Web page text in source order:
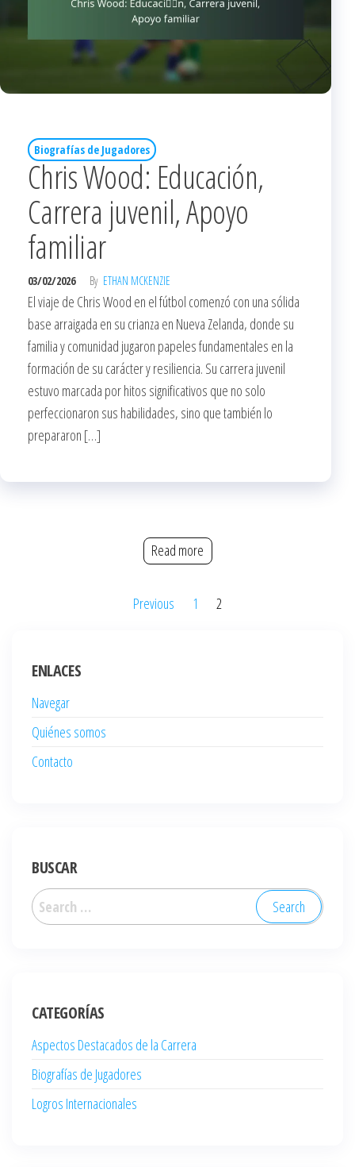
Biografías de Jugadores
Chris Wood: Educación,
Carrera juvenil, Apoyo
familiar
03/02/2026 By ETHAN MCKENZIE
El viaje de Chris Wood en el fútbol comenzó con una sólida
base arraigada en su crianza en Nueva Zelanda, donde su
familia y comunidad jugaron papeles fundamentales en la
formación de su carácter y resiliencia. Su carrera juvenil
estuvo marcada por hitos significativos que no solo
perfeccionaron sus habilidades, sino que también lo
prepararon […]
Read more
Previous 1 2
ENLACES
Navegar
Quiénes somos
Contacto
BUSCAR
Search
for:
CATEGORÍAS
Aspectos Destacados de la Carrera
Biografías de Jugadores
Logros Internacionales